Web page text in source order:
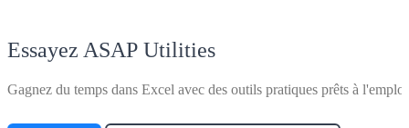
Essayez ASAP Utilities
Gagnez du temps dans Excel avec des outils pratiques prêts à